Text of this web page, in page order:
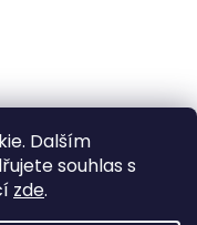
Dalším
souhlas s
zde.